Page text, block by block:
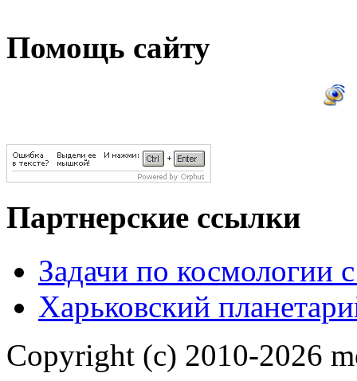
Помощь сайту
Партнерские ссылки
Задачи по космологии
Харьковский
Copyright (c) 2010-2026